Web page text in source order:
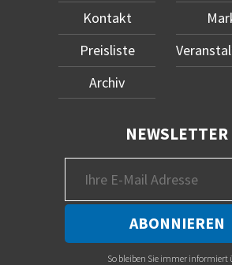
Kontakt
Preisliste
Archiv
NEWSLETTER
So bleiben Sie immer informiert